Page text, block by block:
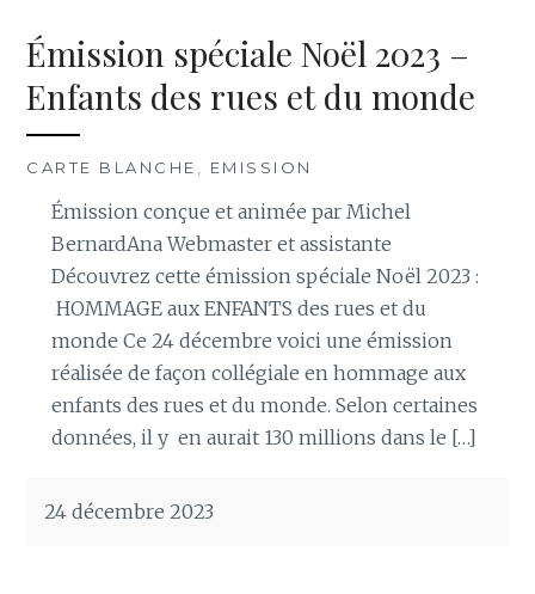
Émission spéciale Noël 2023 –
Enfants des rues et du monde
CARTE BLANCHE EMISSION
Émission conçue et animée par Michel
BernardAna Webmaster et assistante
Découvrez cette émission spéciale Noël 2023 :
HOMMAGE aux ENFANTS des rues et du
monde Ce 24 décembre voici une émission
réalisée de façon collégiale en hommage aux
enfants des rues et du monde. Selon certaines
données, il y en aurait 130 millions dans le […]
24 décembre 2023